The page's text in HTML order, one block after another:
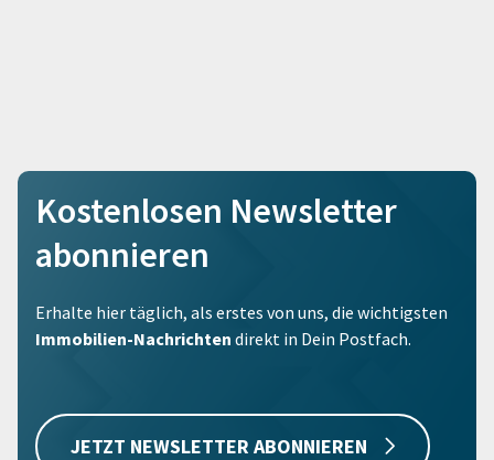
Kostenlosen Newsletter
abonnieren
Erhalte hier täglich, als erstes von uns, die wichtigsten
Immobilien-Nachrichten direkt in Dein Postfach.
JETZT NEWSLETTER ABONNIEREN